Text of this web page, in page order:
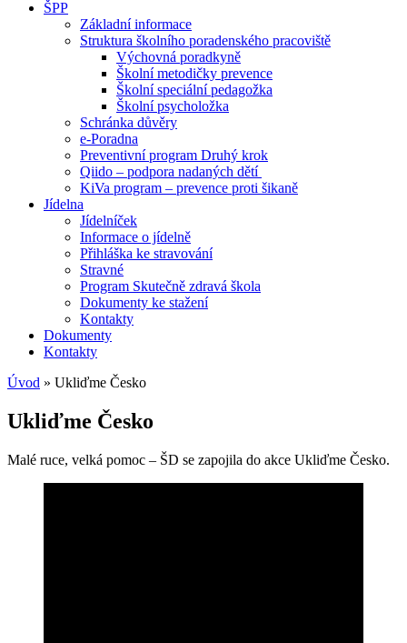
ŠPP
Základní informace
Struktura školního poradenského pracoviště
Výchovná poradkyně
Školní metodičky prevence
Školní speciální pedagožka
Školní psycholožka
Schránka důvěry
e-Poradna
Preventivní program Druhý krok
Qiido – podpora nadaných dětí
KiVa program – prevence proti šikaně
Jídelna
Jídelníček
Informace o jídelně
Přihláška ke stravování
Stravné
Program Skutečně zdravá škola
Dokumenty ke stažení
Kontakty
Dokumenty
Kontakty
Úvod » Ukliďme Česko
Ukliďme Česko
Malé ruce, velká pomoc – ŠD se zapojila do akce Ukliďme Česko.